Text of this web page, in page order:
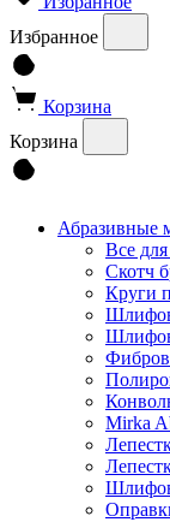
Избранное
Корзина
Корзина
Абразивные
Все
Скотч
Круги
Mirka